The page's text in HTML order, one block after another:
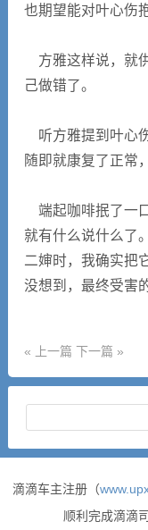
也期望能对叶心伤
方雅这样说，就
己做错了。
听方雅提到叶心
随即就康复了正常
端起咖啡抿了一
就有什么说什么了
二婶时，我确实把
没想到，最终受害
« 上一篇 下一篇 »
滴滴车主注册（
顺利完成滴滴